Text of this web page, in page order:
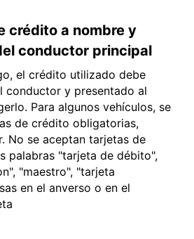
crédito a nombre y
conductor principal
el crédito utilizado debe
conductor y presentado al
Para algunos vehículos, se
de crédito obligatorias,
No se aceptan tarjetas de
palabras "tarjeta de débito",
"maestro", "tarjeta
en el anverso o en el